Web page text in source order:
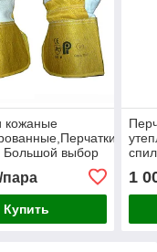
кожаные
Большой выбор
Купить
1